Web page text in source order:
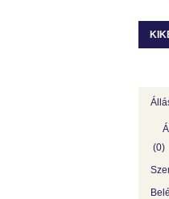
(0)